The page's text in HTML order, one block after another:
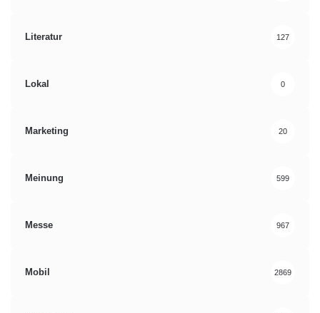
Literatur 127
Lokal 0
Marketing 20
Meinung 599
Messe 967
Mobil 2869